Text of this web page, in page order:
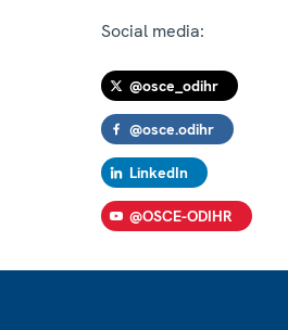
Social media:
@osce_odihr
@osce.odihr
LinkedIn
@OSCE-ODIHR